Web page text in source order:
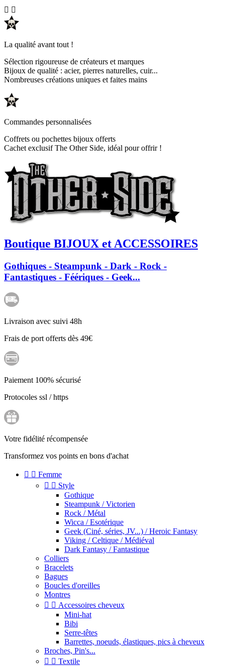
 
La qualité avant tout !
Sélection rigoureuse de créateurs et marques
Bijoux de qualité : acier, pierres naturelles, cuir...
Nombreuses créations uniques et faites mains
Commandes personnalisées
Coffrets ou pochettes bijoux offerts
Cachet exclusif The Other Side, idéal pour offrir !
Boutique BIJOUX et ACCESSOIRES
Gothiques - Steampunk - Dark - Rock -
Fantastiques - Féériques - Geek...
Livraison avec suivi 48h
Frais de port offerts dès 49€
Paiement 100% sécurisé
Protocoles ssl / https
Votre fidélité récompensée
Transformez vos points en bons d'achat
  Femme
  Style
Gothique
Steampunk / Victorien
Rock / Métal
Wicca / Esotérique
Geek (Ciné, séries, JV...) / Heroic Fantasy
Viking / Celtique / Médiéval
Dark Fantasy / Fantastique
Colliers
Bracelets
Bagues
Boucles d'oreilles
Montres
  Accessoires cheveux
Mini-hat
Bibi
Serre-têtes
Barrettes, noeuds, élastiques, pics à cheveux
Broches, Pin's...
  Textile